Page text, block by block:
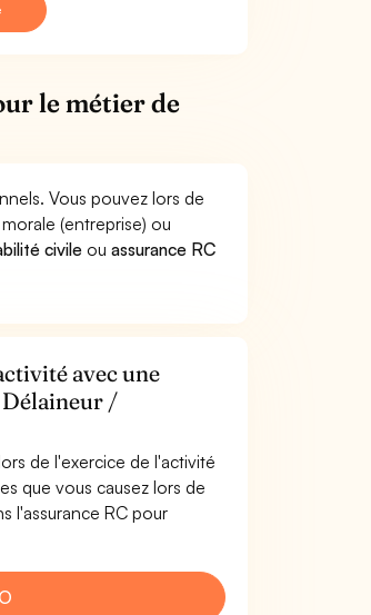
le métier de
Vous pouvez lors de
(entreprise) ou
civile ouassurance RC
avec une
Délaineur /
de l'exercice de l'activité
que vous causez lors de
l'assurance RC pour